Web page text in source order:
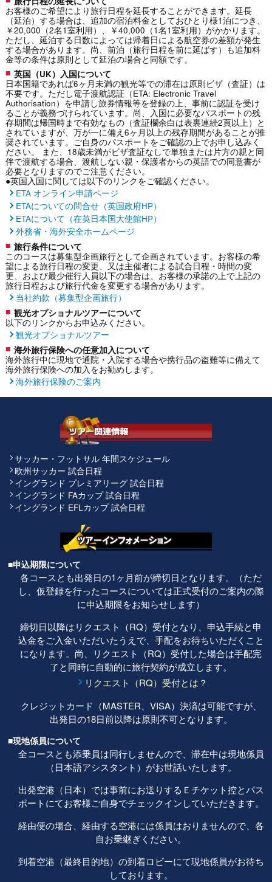
お客様のご希望により旅行日程を延長することができます。延長
（延泊）する場合は、追加の宿泊料金としておひとり様1泊につき、
￥20,000（2名1室利用）、￥40,000（1名1室利用）がかかります。
ただし、延泊する日数によっては帰着日による航空券の差額が発生
する場合があります。尚、前泊（旅行日程を前に延ばす）も追加料
金等の条件は原則として延泊の場合と同額です。
英国（UK）入国について
日本国籍であれば6ヶ月未満の観光等での滞在は原則ビザ（査証）は
不要です。ただし電子渡航認証（ETA: Electronic Travel
Authorisation）を申請し旅券情報等を登録の上、事前に認証を受け
ることが義務づけられています。尚、入国に必要なパスポートの残
存期間は帰国時まで有効なもの（査証欄余白は表裏連続2頁以上）と
されていますが、万が一に備え6ヶ月以上の残存期間があることが推
奨されています。ご自身のパスポートをご確認の上でお申し込みく
ださい。 また、18歳未満がビザ査証なしで単独または片方の親と同
伴で渡航する場合、渡航しない親・保護者からの英語での同意書が
必要となりますのでご注意ください。
●英国入国に関しては以下のリンクをご確認ください。
ETA オンライン申請ページ
ETAについての問合せ（英国政府HP）
ETAについて（在英日本国大使館HP）
外務省・海外安全ホームページ
旅行条件について
このコースは募集型企画旅行として企画されています。お客様の希
望による旅行日程の変更、又は主催者による試合日程・時間の変
更、および最少催行人員以下の場合は、お客様の承諾の上で上記の
旅行日程および旅行代金を変更する場合があります。
当社約款（募集型企画旅行）
観光オプショナルツアーについて
以下のリンクからお申込みください。
観光オプショナルツアー
海外旅行保険への任意加入について
海外旅行中に現地で通院・入院する場合や携行品の盗難等に備えて
海外旅行保険への加入をお勧めします。
海外旅行保険のご案内
サッカー・フットサル 年間スケジュール
欧州サッカー 試合日程
イングランド プレミアリーグ 試合日程
イングランド FAカップ 試合日程
イングランド EFLカップ 試合日程
■申込期限について
各コースとも出発日の1ヶ月前が締切日となります。（ただ
し、仮登録を行ったコースについては正式受付のご案内の際
に申込期限をお知らせします）
締切日以降はリクエスト（RQ）受付となり、申込手続と申
込金をご入金いただいたうえで、手配をお待ちいただくこと
になります。尚、リクエスト（RQ）受付した場合は手配完
了と同時に自動的に旅行契約が成立します。
リクエスト（RQ）受付とは？
クレジットカード（MASTER、VISA）決済は可能ですが、
出発日の18日前以降は原則不可となります。
■現地係員について
全コースとも添乗員は同行しませんので、滞在中は現地係員
（日本語アシスタント）がお世話いたします。
出発空港（日本）では事前にお送りするＥチケット控とパス
ポートにてお客様ご自身でチェックインしていただきます。
経由便の場合、経由する空港には係員はおりませんので、各
自お乗継ぎください。
到着空港（最終目的地）の到着ロビーにて現地係員がお待ち
しております。